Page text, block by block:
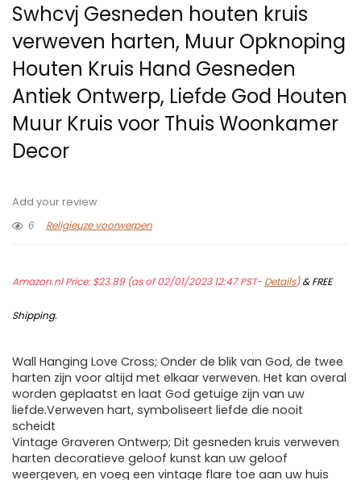
Swhcvj Gesneden houten kruis
verweven harten, Muur Opknoping
Houten Kruis Hand Gesneden
Antiek Ontwerp, Liefde God Houten
Muur Kruis voor Thuis Woonkamer
Decor
Add your review
6
Religieuze voorwerpen
Amazon.nl Price:$23.89(as of 02/01/2023 12:47 PST- Details)&FREE
Shipping.
Wall Hanging Love Cross; Onder de blik van God, de twee
harten zijn voor altijd met elkaar verweven. Het kan overal
worden geplaatst en laat God getuige zijn van uw
liefde.Verweven hart, symboliseert liefde die nooit
scheidt
Vintage Graveren Ontwerp; Dit gesneden kruis verweven
harten decoratieve geloof kunst kan uw geloof
weergeven, en voeg een vintage flare toe aan uw huis